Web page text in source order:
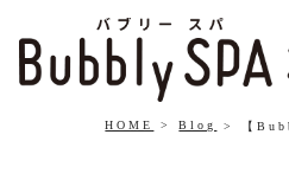
HOME Blog 【